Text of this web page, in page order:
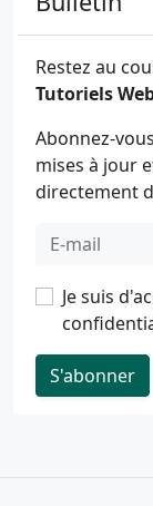
Restez au
Tutoriels
Abonnez-
mises à jour
directement
Je suis
S'abonner